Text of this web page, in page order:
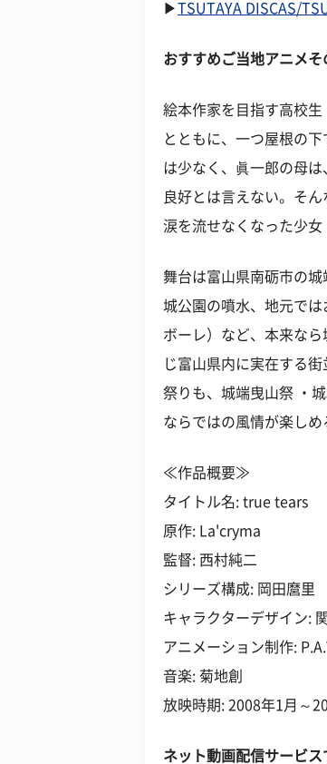
▶TSUTAYA DISCAS/
おすすめご当地アニメそ
絵本作家を目指す高校
とともに、一つ屋根の
は少なく、眞一郎の母
良好とは言えない。そ
涙を流せなくなった少
舞台は富山県南砺市の
城公園の噴水、地元で
ボーレ）など、本来な
じ富山県内に実在する
祭りも、城端曳山祭 ・
ならではの風情が楽しめ
≪作品概要≫
タイトル名: true tears
原作: La'cryma
監督: 西村純二
シリーズ構成: 岡田麿里
キャラクターデザイン:
アニメーション制作:
音楽: 菊地創
放映時期: 2008年1月～
ネット動画配信サービ